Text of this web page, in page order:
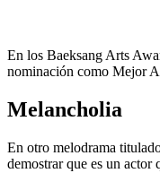
En los Baeksang Arts
nominación como Mejor
Melancholia
En otro melodrama
demostrar que es un